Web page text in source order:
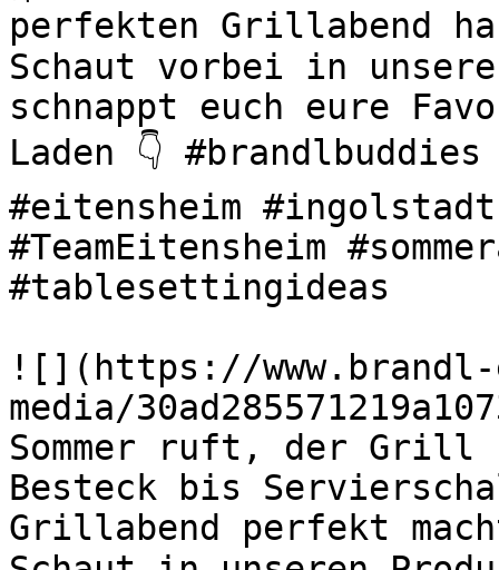
perfekten Grillabend
Schaut vorbei in
schnappt euch eure
Laden 👇
#eitensheim
#TeamEitensheim
#tablesettingideas
![](https://
media/
Sommer ruft, der Grill
Besteck bis
Grillabend perfekt